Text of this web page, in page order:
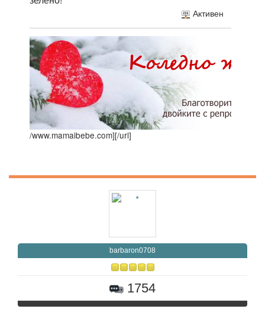
Активен
/www.mamaibebe.com][/url]
barbaron0708
1754